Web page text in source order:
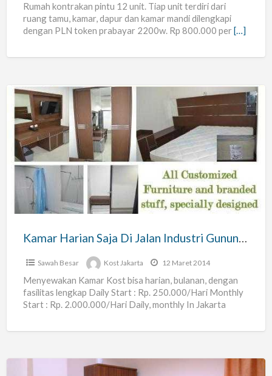
Rumah kontrakan pintu 12 unit. Tiap unit terdiri dari
ruang tamu, kamar, dapur dan kamar mandi dilengkapi
dengan PLN token prabayar 2200w. Rp 800.000 per […]
Kamar
Harian
Saja
Di
Jalan
Industri
Gunung
Kamar Harian Saja Di Jalan Industri Gunung Sahari
Sawah Besar Kost Jakarta 12 Maret 2014
Menyewakan Kamar Kost bisa harian, bulanan, dengan
fasilitas lengkap Daily Start : Rp. 250.000/Hari Monthly
Start : Rp. 2.000.000/Hari Daily, monthly In Jakarta